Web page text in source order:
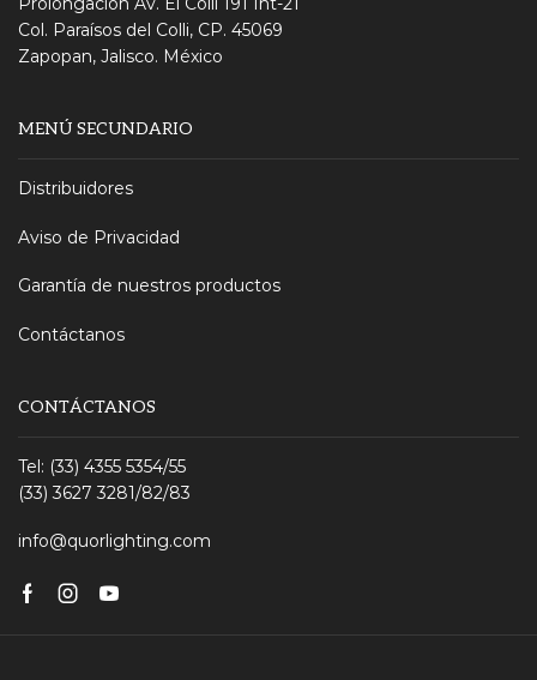
Col. Paraísos del Colli, CP. 45069
Zapopan, Jalisco. México
MENÚ SECUNDARIO
Distribuidores
Aviso de Privacidad
Garantía de nuestros productos
Contáctanos
CONTÁCTANOS
Tel: (33) 4355 5354/55
(33) 3627 3281/82/83
info@quorlighting.com
Facebook
Instagram
Youtube